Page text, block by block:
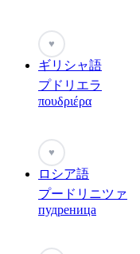
♥
ギリシャ語
プドリエラ
πουδριέρα
♥
ロシア語
プードリニツァ
пудреница